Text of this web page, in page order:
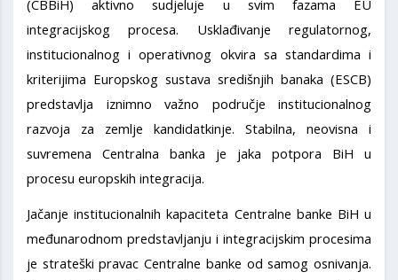
(CBBiH) aktivno sudjeluje u svim fazama EU
integracijskog procesa. Usklađivanje regulatornog,
institucionalnog i operativnog okvira sa standardima i
kriterijima Europskog sustava središnjih banaka (ESCB)
predstavlja iznimno važno područje institucionalnog
razvoja za zemlje kandidatkinje. Stabilna, neovisna i
suvremena Centralna banka je jaka potpora BiH u
procesu europskih integracija.
Jačanje institucionalnih kapaciteta Centralne banke BiH u
međunarodnom predstavljanju i integracijskim procesima
je strateški pravac Centralne banke od samog osnivanja.